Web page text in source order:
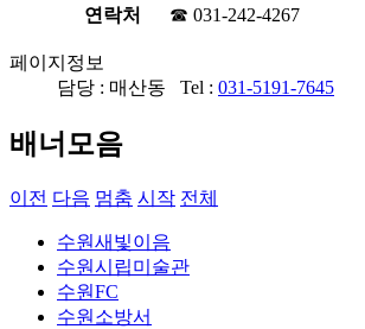
연락처
☎ 031-242-4267
페이지정보
담당 : 매산동 Tel : 031-5191-7645
배너모음
이전 다음 멈춤 시작 전체
수원새빛이음
수원시립미술관
수원FC
수원소방서